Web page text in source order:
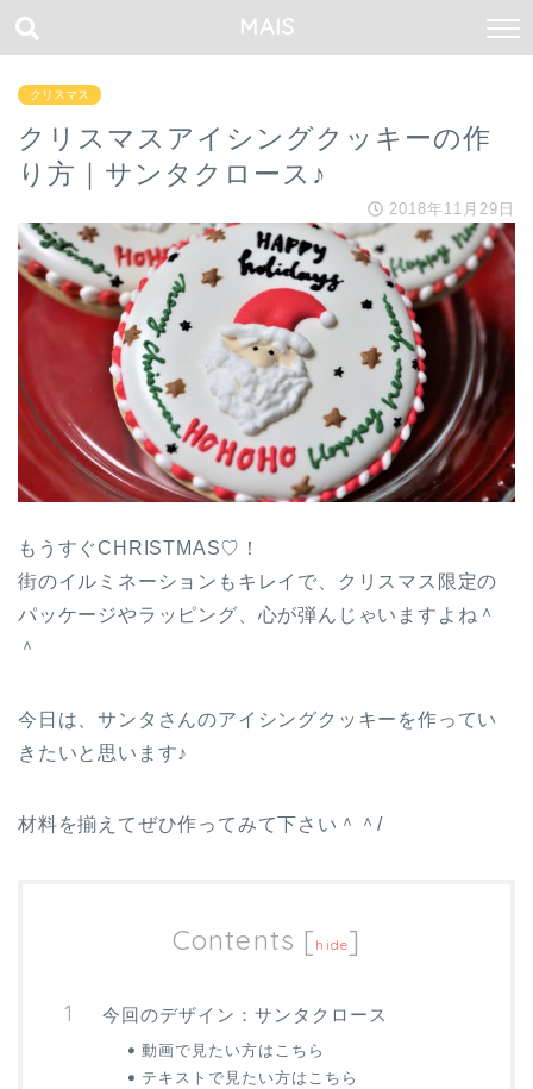
MAIS
クリスマス
クリスマスアイシングクッキーの作
り方｜サンタクロース♪
2018年11月29日
もうすぐCHRISTMAS♡！
街のイルミネーションもキレイで、クリスマス限定の
パッケージやラッピング、心が弾んじゃいますよね＾
＾
今日は、サンタさんのアイシングクッキーを作ってい
きたいと思います♪
材料を揃えてぜひ作ってみて下さい＾＾/
Contents [ hide]
今回のデザイン：サンタクロース
動画で見たい方はこちら
テキストで見たい方はこちら